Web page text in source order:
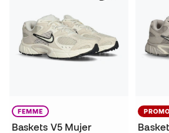
FEMME
Baskets V5 Mujer